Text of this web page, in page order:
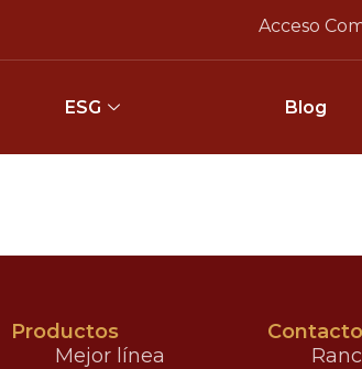
Acceso
ESG Blog
Productos
Mejor línea